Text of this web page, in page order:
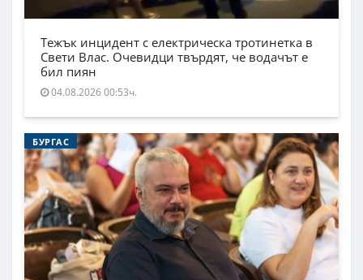
Тежък инцидент с електрическа тротинетка в
Свети Влас. Очевидци твърдят, че водачът е
бил пиян
04.08.2026 00:53ч.
БУРГАС